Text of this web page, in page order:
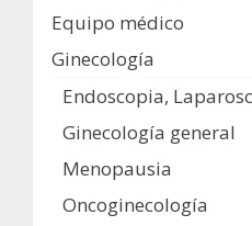
Equipo médico
Ginecología
Endoscopia,
Ginecología general
Menopausia
Oncoginecología